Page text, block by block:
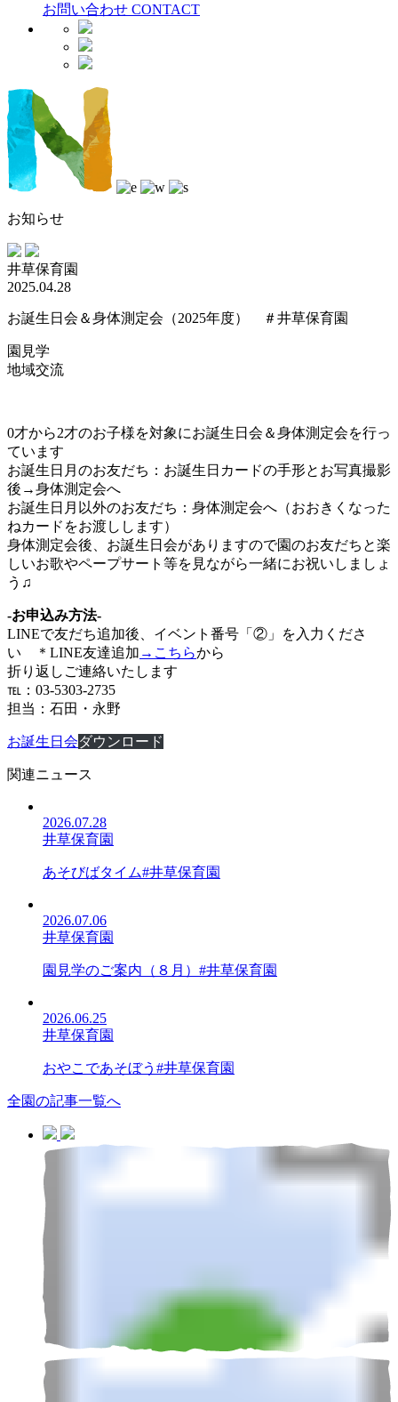
お問い合わせ CONTACT
お知らせ
井草保育園
2025.04.28
お誕生日会＆身体測定会（2025年度） ＃井草保育園
園見学
地域交流
0才から2才のお子様を対象にお誕生日会＆身体測定会を行っ
ています
お誕生日月のお友だち：お誕生日カードの手形とお写真撮影
後→身体測定会へ
お誕生日月以外のお友だち：身体測定会へ（おおきくなった
ねカードをお渡しします）
身体測定会後、お誕生日会がありますので園のお友だちと楽
しいお歌やペープサート等を見ながら一緒にお祝いしましょ
う♫
-お申込み方法-
LINEで友だち追加後、イベント番号「②」を入力くださ
い ＊LINE友達追加 →こちらから
折り返しご連絡いたします
℡：03-5303-2735
担当：石田・永野
お誕生日会ダウンロード
関連ニュース
2026.07.28
井草保育園
あそびばタイム#井草保育園
2026.07.06
井草保育園
園見学のご案内（８月）#井草保育園
2026.06.25
井草保育園
おやこであそぼう#井草保育園
全園の記事一覧へ